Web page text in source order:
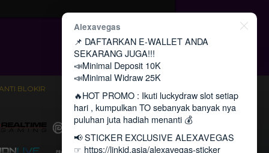
ANTI BLOKIR
Alexavegas
📌 DAFTARKAN E-WALLET ANDA
SEKARANG JUGA!!!
📣Minimal Deposit 10K
📣Minimal Widraw 25K
🔥HOT PROMO : Ikuti luckydraw slot setiap
hari , kumpulkan TO sebanyak banyak nya
puluhan juta hadiah menanti 💰
📢 STICKER EXCLUSIVE ALEXAVEGAS
☞ https://linkid.asia/alexavegas-sticker